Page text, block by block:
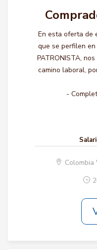
En esta oferta de
que se perfilen en
PATRONISTA,
camino laboral,
-
Colombia